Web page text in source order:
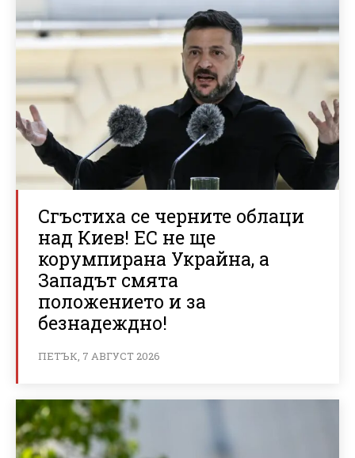
Сгъстиха се черните облаци
над Киев! ЕС не ще
корумпирана Украйна, а
Западът смята
положението и за
безнадеждно!
ПЕТЪК, 7 АВГУСТ 2026